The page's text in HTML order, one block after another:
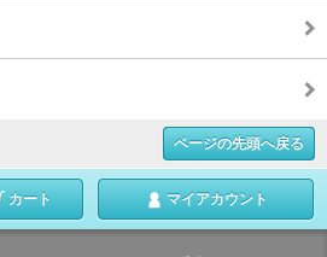
ページの先頭へ戻る
カート マイアカウント